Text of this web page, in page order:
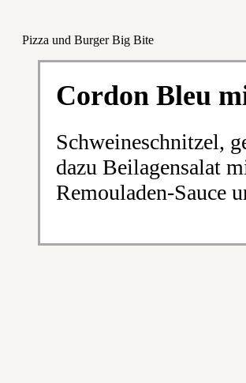
Pizza und Burger Big Bite
Cordon Bleu
Schweineschnitzel,
dazu Beilagensalat
Remouladen-Sauce